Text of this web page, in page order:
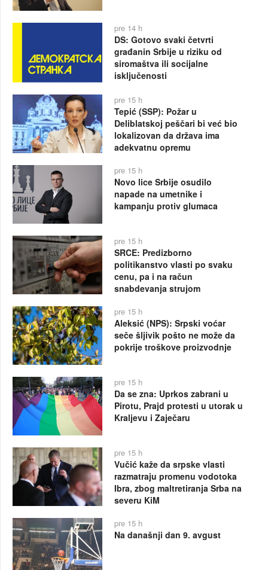
pre 14 h
DS: Gotovo svaki četvrti
građanin Srbije u riziku od
siromaštva ili socijalne
isključenosti
pre 15 h
Tepić (SSP): Požar u
Deliblatskoj peščari bi već bio
lokalizovan da država ima
adekvatnu opremu
pre 15 h
Novo lice Srbije osudilo
napade na umetnike i
kampanju protiv glumaca
pre 15 h
SRCE: Predizborno
politikanstvo vlasti po svaku
cenu, pa i na račun
snabdevanja strujom
pre 15 h
Aleksić (NPS): Srpski voćar
seče šljivik pošto ne može da
pokrije troškove proizvodnje
pre 15 h
Da se zna: Uprkos zabrani u
Pirotu, Prajd protesti u utorak u
Kraljevu i Zaječaru
pre 15 h
Vučić kaže da srpske vlasti
razmatraju promenu vodotoka
Ibra, zbog maltretiranja Srba na
severu KiM
pre 15 h
Na današnji dan 9. avgust